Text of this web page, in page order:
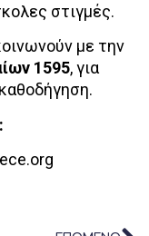
στιγμές.
με την
1595, για